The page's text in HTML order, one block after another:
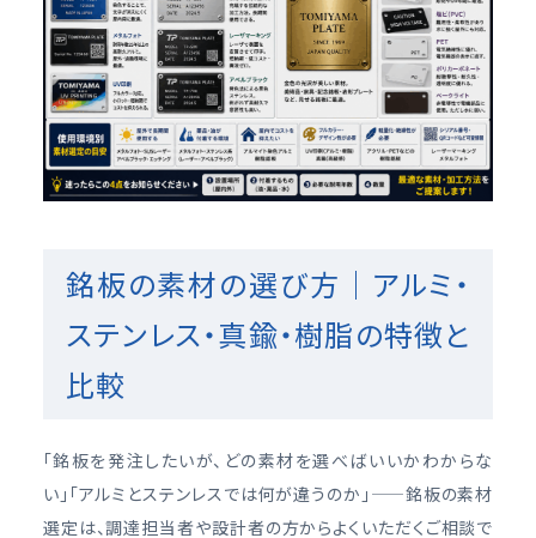
銘板の素材の選び方｜アルミ・
ステンレス・真鍮・樹脂の特徴と
比較
「銘板を発注したいが、どの素材を選べばいいかわからな
い」「アルミとステンレスでは何が違うのか」——銘板の素材
選定は、調達担当者や設計者の方からよくいただくご相談で